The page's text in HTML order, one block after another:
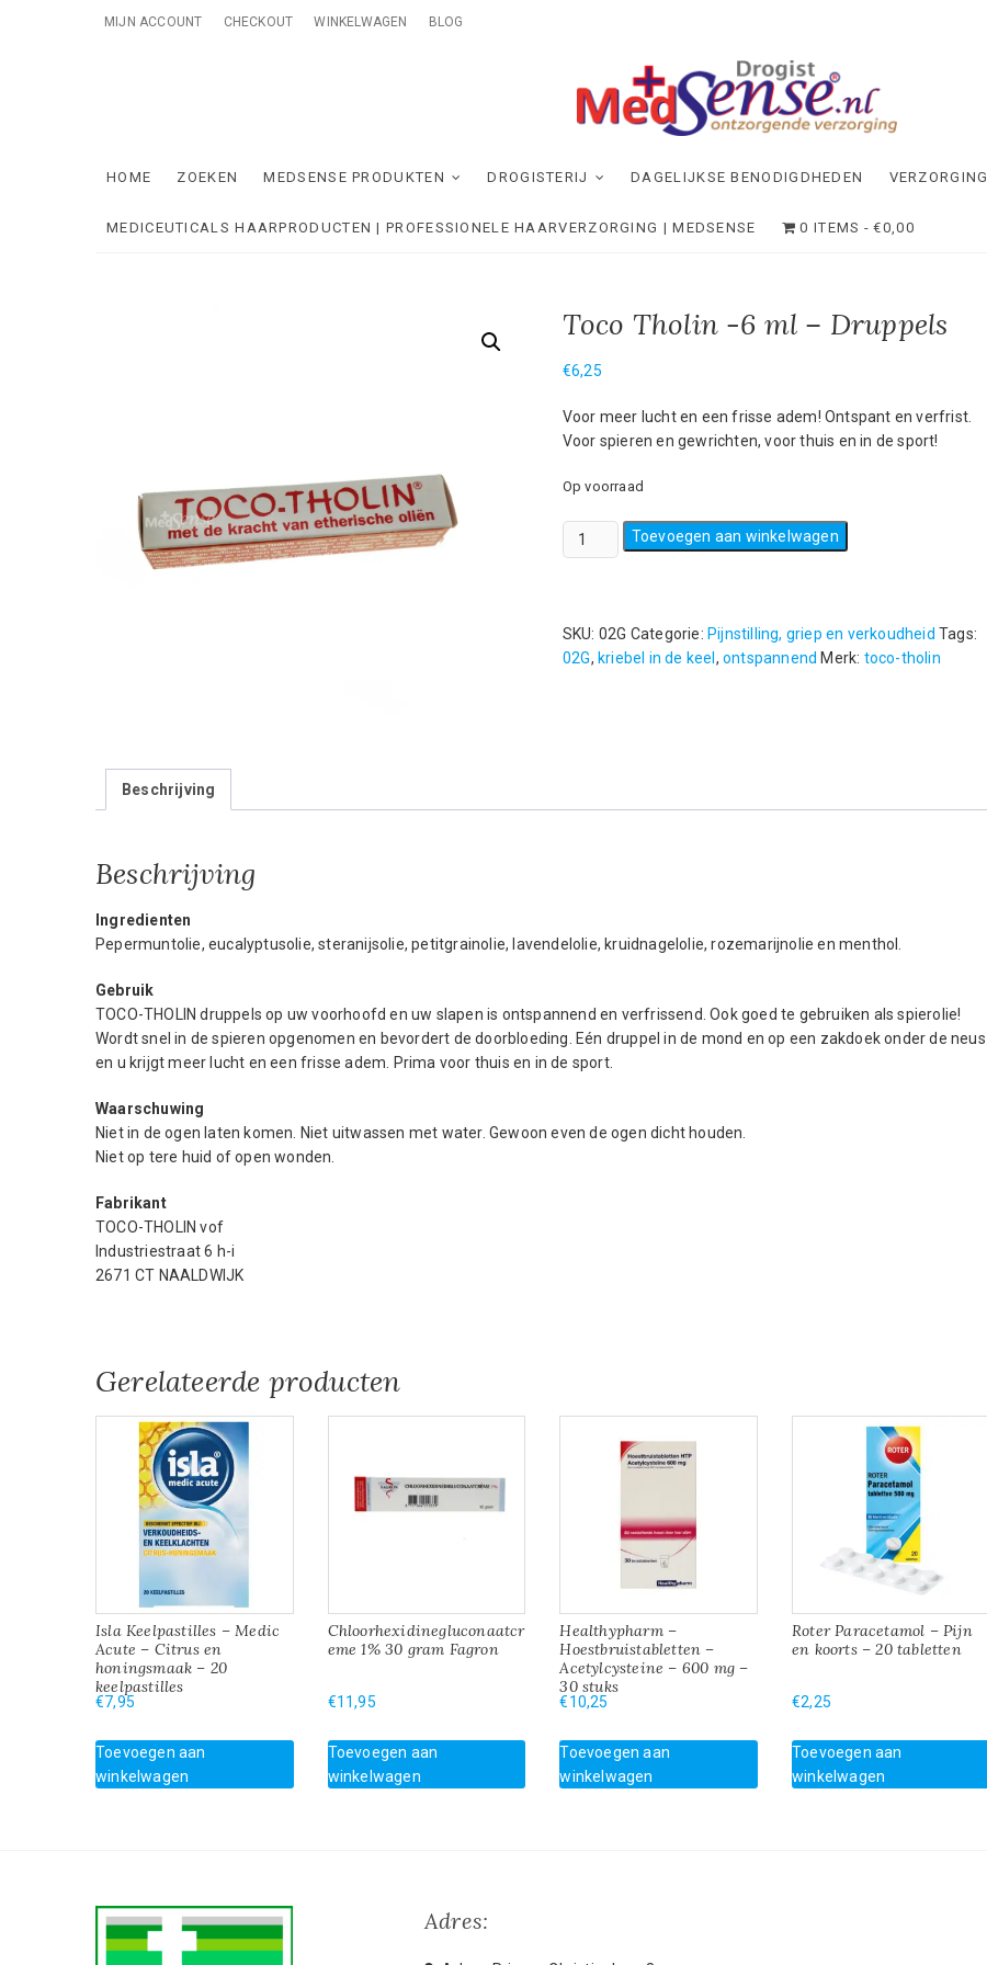
MIJN ACCOUNT CHECKOUT WINKELWAGEN BLOG
MedSense
HOME ZOEKEN MEDSENSE PRODUKTEN DROGISTERIJ DAGELIJKSE BENODIGDHEDEN VERZORGING
MEDICEUTICALS HAARPRODUCTEN | PROFESSIONELE HAARVERZORGING | MEDSENSE 0 ITEMS €0,00
Toco Tholin -6 ml – Druppels
€6,25
Voor meer lucht en een frisse adem! Ontspant en verfrist.
Voor spieren en gewrichten, voor thuis en in de sport!
Op voorraad
Toco
Tholin
-
Druppels
Toevoegen aan winkelwagen
SKU: 02G Categorie: Pijnstilling, griep en verkoudheid Tags:
02G, kriebel in de keel , ontspannend Merk: toco-tholin
Beschrijving
Beschrijving
Ingredienten
Pepermuntolie, eucalyptusolie, steranijsolie, petitgrainolie, lavendelolie, kruidnagelolie, rozemarijnolie en menthol.
Gebruik
TOCO-THOLIN druppels op uw voorhoofd en uw slapen is ontspannend en verfrissend. Ook goed te gebruiken als spierolie!
Wordt snel in de spieren opgenomen en bevordert de doorbloeding. Eén druppel in de mond en op een zakdoek onder de neus
en u krijgt meer lucht en een frisse adem. Prima voor thuis en in de sport.
Waarschuwing
Niet in de ogen laten komen. Niet uitwassen met water. Gewoon even de ogen dicht houden.
Niet op tere huid of open wonden.
Fabrikant
TOCO-THOLIN vof
Industriestraat 6 h-i
2671 CT NAALDWIJK
Gerelateerde producten
Isla Keelpastilles – Medic
Acute – Citrus en
honingsmaak – 20
keelpastilles
€7,95
Toevoegen aan
winkelwagen
Chloorhexidinegluconaatcr
eme 1% 30 gram Fagron
€11,95
Toevoegen aan
winkelwagen
Healthypharm –
Hoestbruistabletten –
Acetylcysteine – 600 mg –
30 stuks
€10,25
Toevoegen aan
winkelwagen
Roter Paracetamol – Pijn
en koorts – 20 tabletten
€2,25
Toevoegen aan
winkelwagen
Adres: